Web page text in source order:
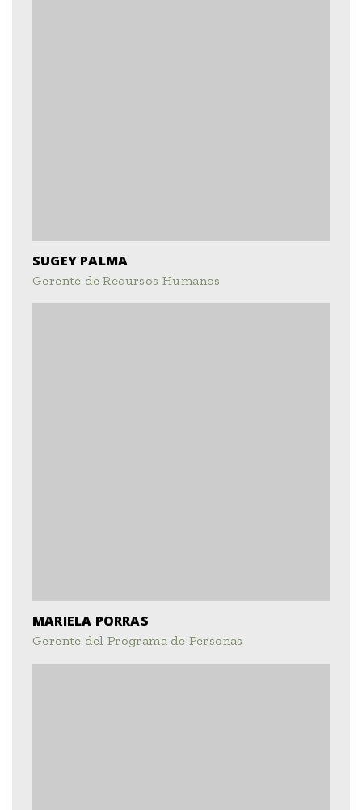
SUGEY PALMA
Gerente de Recursos Humanos
MARIELA PORRAS
Gerente del Programa de Personas